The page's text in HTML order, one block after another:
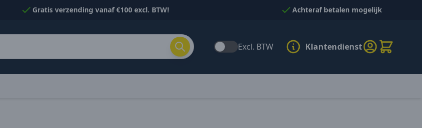
Gratis verzending vanaf €100 excl. BTW! Achteraf betalen mogelijk
Excl. BTW Klantendienst